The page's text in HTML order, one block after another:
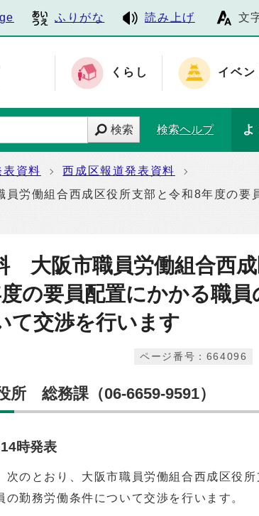
ふりがな 読み上げ 文
くらし イベン
検索 検索ヘルプ よ
表資料
西成区報道発表資料
労働組合西成区役所支部と令和8年度の要
大阪市職員労働組合西
の要員配置にかかる職員
て交渉を行います
ページ番号：664096
所 総務課（06-6659-9591）
時発表
のとおり、大阪市職員労働組合西成区役
勤務労働条件について交渉を行います。